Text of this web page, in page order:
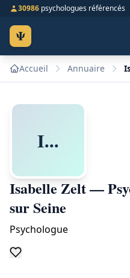
30986 psychologues référencés
Ψ
Accueil Annuaire
I...
Isabelle Zelt —
sur Seine
Psychologue